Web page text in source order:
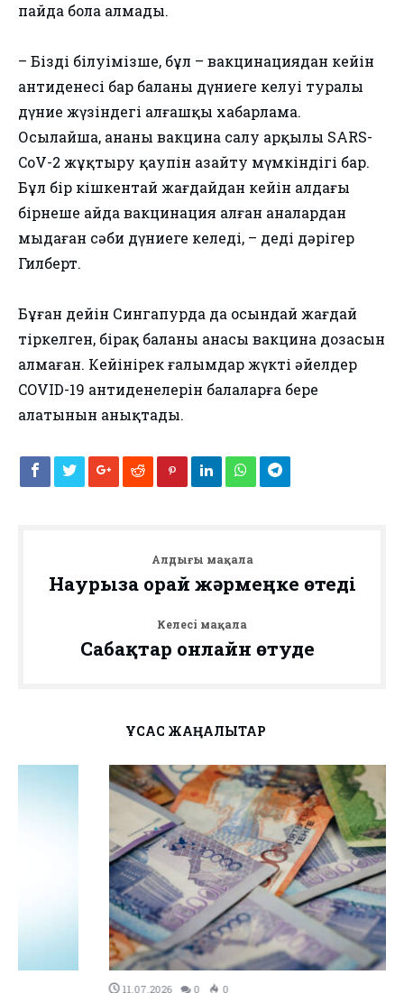
пайда бола алмады.
– Біздің білуімізше, бұл – вакцинациядан кейін
антиденесі бар баланың дүниеге келуі туралы
дүние жүзіндегі алғашқы хабарлама.
Осылайша, ананы вакцина салу арқылы SARS-
CoV-2 жұқтыру қаупін азайту мүмкіндігі бар.
Бұл бір кішкентай жағдайдан кейін алдағы
бірнеше айда вакцинация алған аналардан
мыңдаған сәби дүниеге келеді, – деді дәрігер
Гилберт.
Бұған дейін Сингапурда да осындай жағдай
тіркелген, бірақ баланың анасы вакцина дозасын
алмаған. Кейінірек ғалымдар жүкті әйелдер
COVID-19 антиденелерін балаларға бере
алатынын анықтады.
Алдыңғы мақала
Наурызға орай жәрмеңке өтеді
Келесі мақала
Сабақтар онлайн өтуде
ҰҚСАС ЖАҢАЛЫҚТАР
0 0